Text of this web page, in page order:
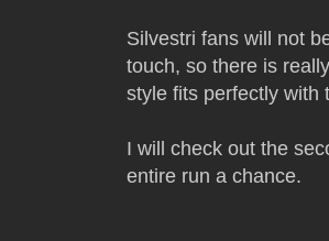
Silvestri fans will not
touch, so there is
style fits perfectly with
I will check out the
entire run a chance.